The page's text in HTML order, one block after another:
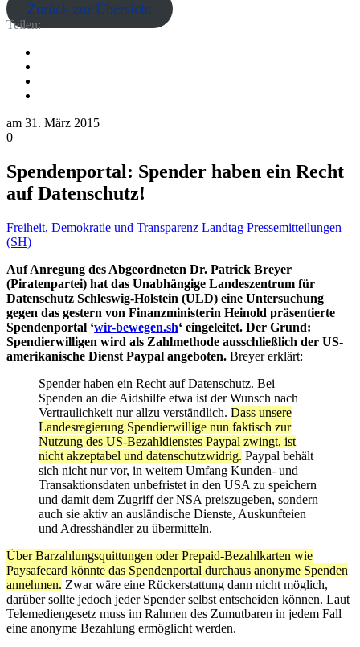
Zurück zur Übersicht
Teilen:
am 31. März 2015
0
Spendenportal: Spender haben ein Recht
auf Datenschutz!
Freiheit, Demokratie und Transparenz Landtag Pressemitteilungen
(SH)
Auf Anregung des Abgeordneten Dr. Patrick Breyer
(Piratenpartei) hat das Unabhängige Landeszentrum für
Datenschutz Schleswig-Holstein (ULD) eine Untersuchung
gegen das gestern von Finanzministerin Heinold präsentierte
Spendenportal ‘wir-bewegen.sh‘ eingeleitet. Der Grund:
Spendierwilligen wird als Zahlmethode ausschließlich der US-
amerikanische Dienst Paypal angeboten. Breyer erklärt:
Spender haben ein Recht auf Datenschutz. Bei
Spenden an die Aidshilfe etwa ist der Wunsch nach
Vertraulichkeit nur allzu verständlich. Dass unsere
Landesregierung Spendierwillige nun faktisch zur
Nutzung des US-Bezahldienstes Paypal zwingt, ist
nicht akzeptabel und datenschutzwidrig. Paypal behält
sich nicht nur vor, in weitem Umfang Kunden- und
Transaktionsdaten unbefristet in den USA zu speichern
und damit dem Zugriff der NSA preiszugeben, sondern
auch sie aktiv an ausländische Dienste, Auskunfteien
und Adresshändler zu übermitteln.
Über Barzahlungsquittungen oder Prepaid-Bezahlkarten wie
Paysafecard könnte das Spendenportal durchaus anonyme Spenden
annehmen. Zwar wäre eine Rückerstattung dann nicht möglich,
darüber sollte jedoch jeder Spender selbst entscheiden können. Laut
Telemediengesetz muss im Rahmen des Zumutbaren in jedem Fall
eine anonyme Bezahlung ermöglicht werden.